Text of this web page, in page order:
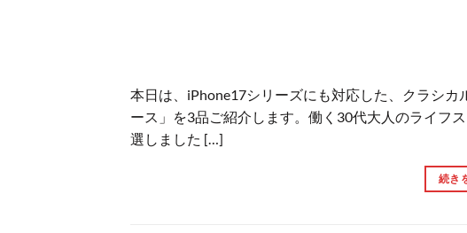
本日は、iPhone17シリーズにも対応した、クラシ
ース」を3品ご紹介します。働く30代大人のライフ
選しました […]
続き